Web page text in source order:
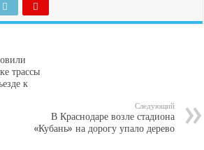
трассы
к
Следующий
В Краснодаре возле стадиона
«Кубань» на дорогу упало дерево